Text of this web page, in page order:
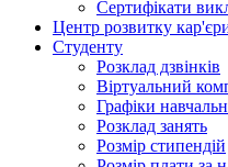
Сертифікати
Центр розвитку
Студенту
Розклад дзвінків
Віртуальний
Графіки
Розклад занять
Розмір стипендій